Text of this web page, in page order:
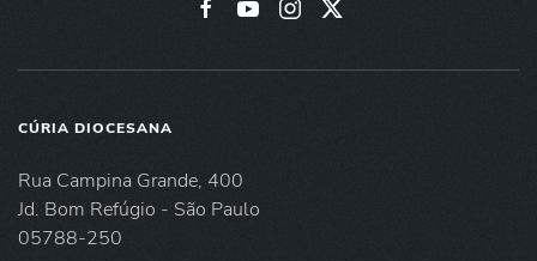
CÚRIA DIOCESANA
Rua Campina Grande, 400
Jd. Bom Refúgio - São Paulo
05788-250